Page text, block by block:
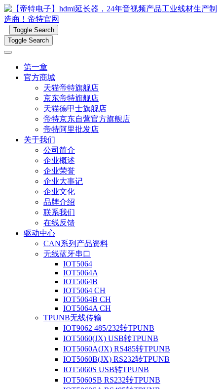
Toggle Search
Toggle Search
第一章
官方商城
天猫帝特旗舰店
京东帝特旗舰店
天猫德甲士旗舰店
帝特京东自营官方旗舰店
帝特阿里批发店
关于我们
公司简介
企业概述
企业荣誉
企业大事记
企业文化
品牌介绍
联系我们
在线反馈
驱动中心
CAN系列产品资料
无线蓝牙串口
IOT5064
IOT5064A
IOT5064B
IOT5064 CH
IOT5064B CH
IOT5064A CH
TPUNB无线传输
IOT9062 485/232转TPUNB
IOT5060(JX) USB转TPUNB
IOT5060A(JX) RS485转TPUNB
IOT5060B(JX) RS232转TPUNB
IOT5060S USB转TPUNB
IOT5060SB RS232转TPUNB